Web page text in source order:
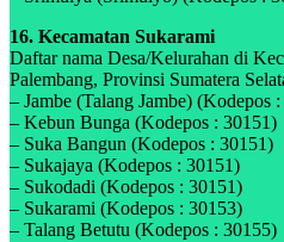
16. Kecamatan Sukarami
Daftar nama Desa/Kelurahan di
Palembang, Provinsi Sumatera
– Jambe (Talang Jambe) (Kodepos
– Kebun Bunga (Kodepos : 30151)
– Suka Bangun (Kodepos : 30151)
– Sukajaya (Kodepos : 30151)
– Sukodadi (Kodepos : 30151)
– Sukarami (Kodepos : 30153)
– Talang Betutu (Kodepos : 30155)